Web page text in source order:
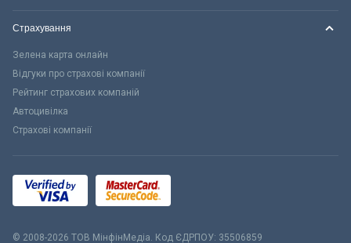
Страхування
Зелена карта онлайн
Відгуки про страхові компанії
Рейтинг страхових компаній
Автоцивілка
Страхові компанії
© 2008-2026 ТОВ МiнфiнМедiа. Код ЄДРПОУ: 35506859